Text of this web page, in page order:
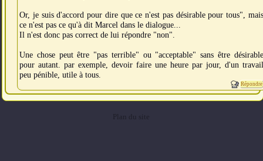
Or, je suis d'accord pour dire que ce n'est pas désirable pour tous", mais
ce n'est pas ce qu'à dit Marcel dans le dialogue...
Il n'est donc pas correct de lui répondre "non".
Une chose peut être "pas terrible" ou "acceptable" sans être désirable
pour autant. par exemple, devoir faire une heure par jour, d'un travail
peu pénible, utile à tous.
Répondre
Plan du site